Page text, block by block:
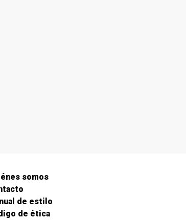
somos
de estilo
de ética